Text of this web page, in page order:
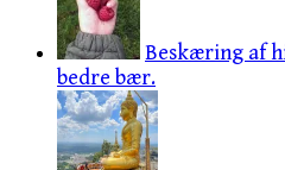
Beskæring af
bedre bær.